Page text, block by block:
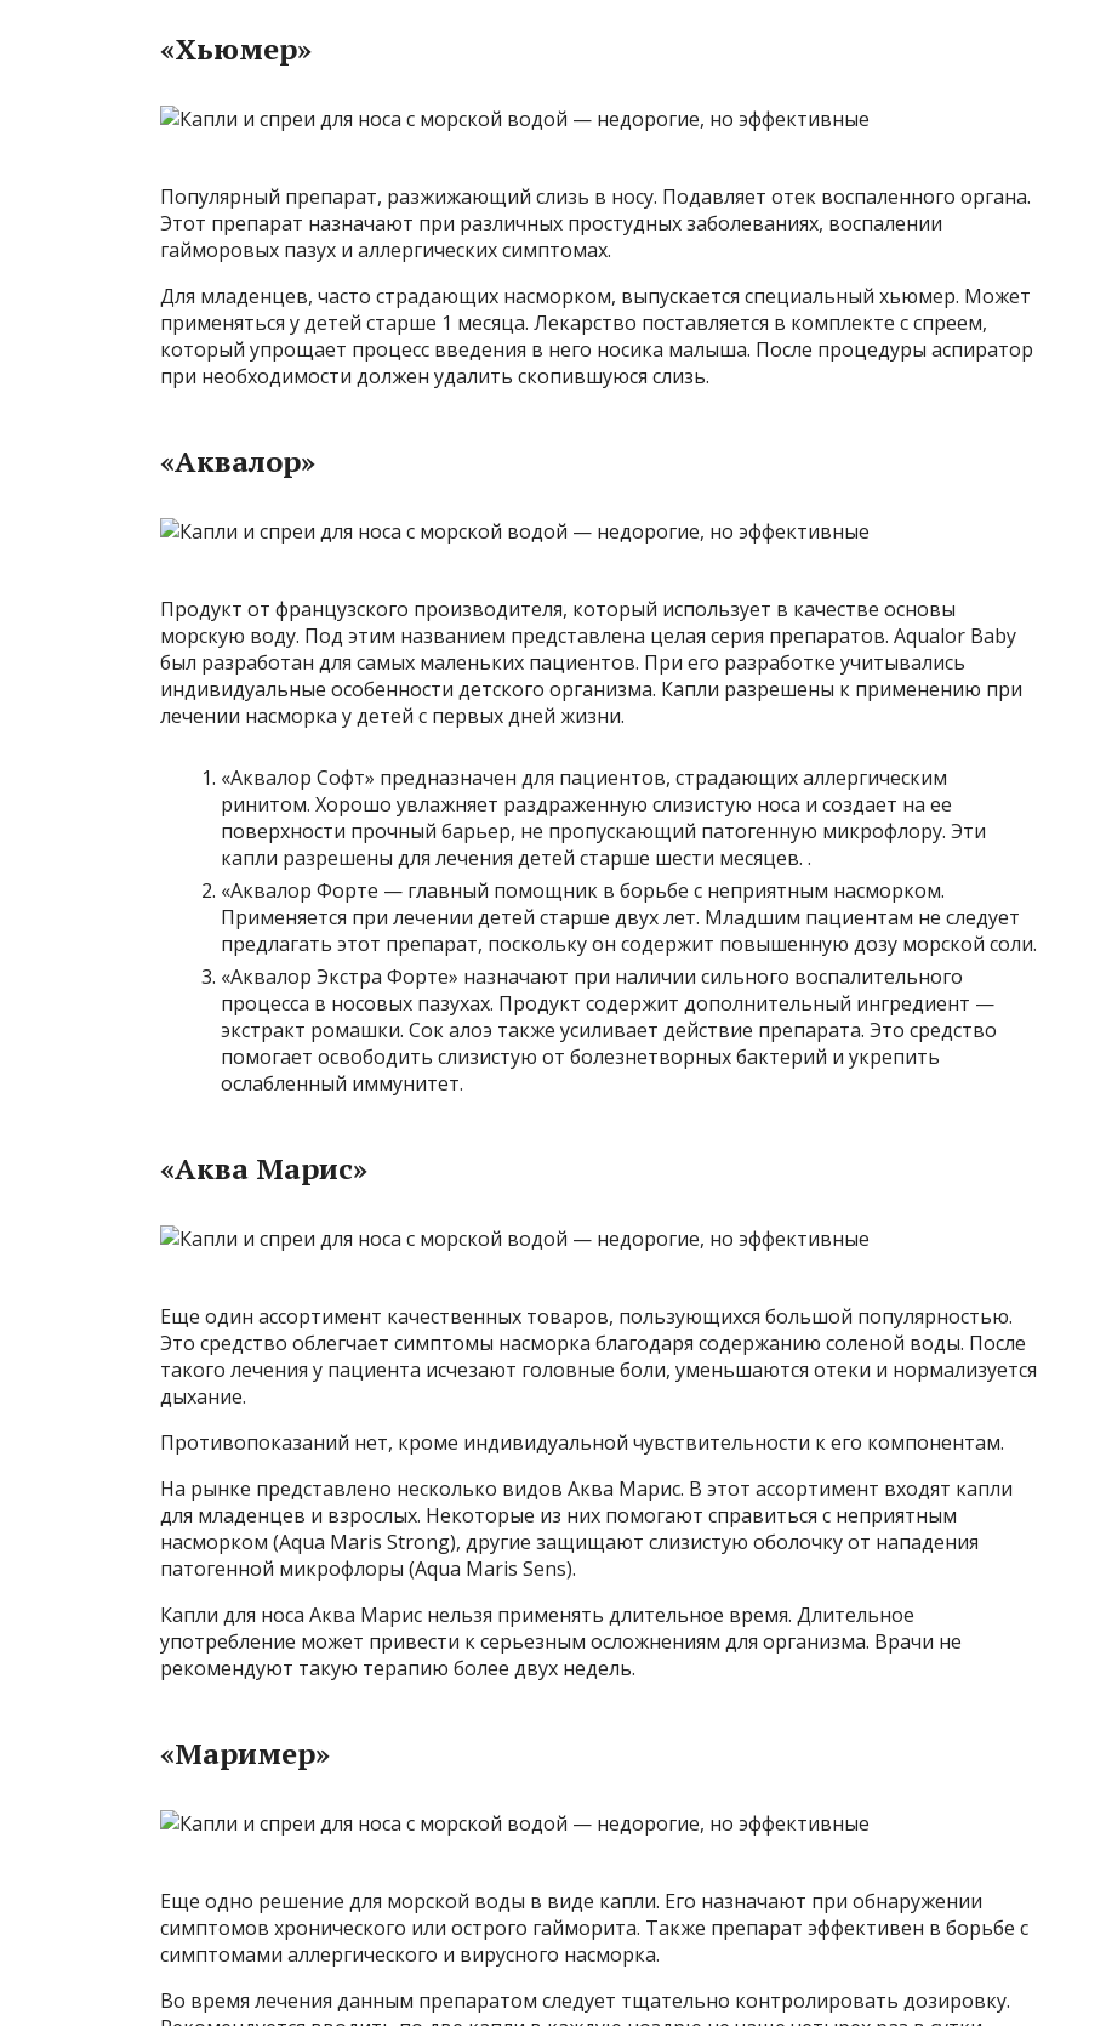
«Хьюмер»
Популярный препарат, разжижающий слизь в носу. Подавляет отек воспаленного органа.
Этот препарат назначают при различных простудных заболеваниях, воспалении
гайморовых пазух и аллергических симптомах.
Для младенцев, часто страдающих насморком, выпускается специальный хьюмер. Может
применяться у детей старше 1 месяца. Лекарство поставляется в комплекте с спреем,
который упрощает процесс введения в него носика малыша. После процедуры аспиратор
при необходимости должен удалить скопившуюся слизь.
«Аквалор»
Продукт от французского производителя, который использует в качестве основы
морскую воду. Под этим названием представлена ​​целая серия препаратов. Aqualor Baby
был разработан для самых маленьких пациентов. При его разработке учитывались
индивидуальные особенности детского организма. Капли разрешены к применению при
лечении насморка у детей с первых дней жизни.
«Аквалор Софт» предназначен для пациентов, страдающих аллергическим
ринитом. Хорошо увлажняет раздраженную слизистую носа и создает на ее
поверхности прочный барьер, не пропускающий патогенную микрофлору. Эти
капли разрешены для лечения детей старше шести месяцев. .
«Аквалор Форте — главный помощник в борьбе с неприятным насморком.
Применяется при лечении детей старше двух лет. Младшим пациентам не следует
предлагать этот препарат, поскольку он содержит повышенную дозу морской соли.
«Аквалор Экстра Форте» назначают при наличии сильного воспалительного
процесса в носовых пазухах. Продукт содержит дополнительный ингредиент —
экстракт ромашки. Сок алоэ также усиливает действие препарата. Это средство
помогает освободить слизистую от болезнетворных бактерий и укрепить
ослабленный иммунитет.
«Аква Марис»
Еще один ассортимент качественных товаров, пользующихся большой популярностью.
Это средство облегчает симптомы насморка благодаря содержанию соленой воды. После
такого лечения у пациента исчезают головные боли, уменьшаются отеки и нормализуется
дыхание.
Противопоказаний нет, кроме индивидуальной чувствительности к его компонентам.
На рынке представлено несколько видов Аква Марис. В этот ассортимент входят капли
для младенцев и взрослых. Некоторые из них помогают справиться с неприятным
насморком (Aqua Maris Strong), другие защищают слизистую оболочку от нападения
патогенной микрофлоры (Aqua Maris Sens).
Капли для носа Аква Марис нельзя применять длительное время. Длительное
употребление может привести к серьезным осложнениям для организма. Врачи не
рекомендуют такую ​​терапию более двух недель.
«Маример»
Еще одно решение для морской воды в виде капли. Его назначают при обнаружении
симптомов хронического или острого гайморита. Также препарат эффективен в борьбе с
симптомами аллергического и вирусного насморка.
Во время лечения данным препаратом следует тщательно контролировать дозировку.